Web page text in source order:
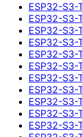
ESP32-S3-
ESP32-S3-
ESP32-S3-
ESP32-S3-
ESP32-S3-
ESP32-S3-
ESP32-S3-
ESP32-S3-
ESP32-S3-
ESP32-S3-
ESP32-S3-